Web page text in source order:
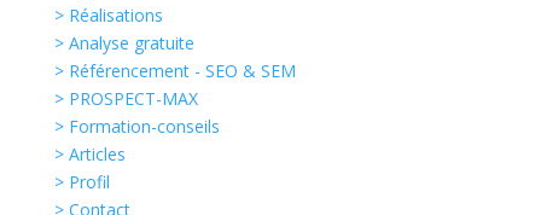
> Réalisations
> Analyse gratuite
> Référencement - SEO & SEM
> PROSPECT-MAX
> Formation-conseils
> Articles
> Profil
> Contact